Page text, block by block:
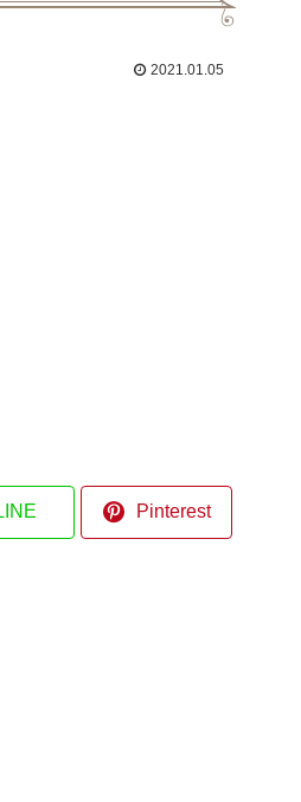
2021.01.05
Pinterest